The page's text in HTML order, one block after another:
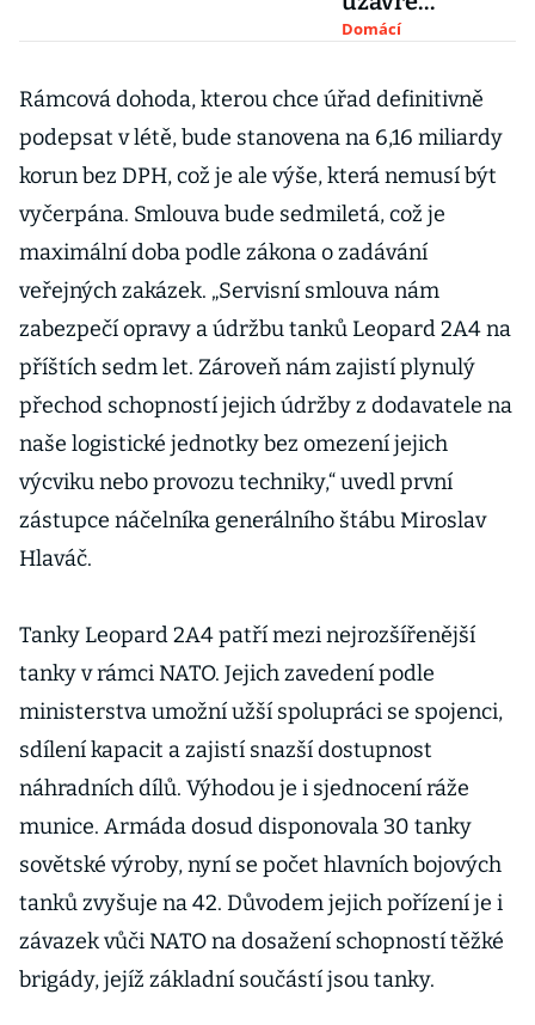
Černochová
volbami.
Nakoupí nové
tanky Leopard
Domácí
Rámcová dohoda, kterou chce úřad definitivně
podepsat v létě, bude stanovena na 6,16 miliardy
korun bez DPH, což je ale výše, která nemusí být
vyčerpána. Smlouva bude sedmiletá, což je
maximální doba podle zákona o zadávání
veřejných zakázek. „Servisní smlouva nám
zabezpečí opravy a údržbu tanků Leopard 2A4 na
příštích sedm let. Zároveň nám zajistí plynulý
přechod schopností jejich údržby z dodavatele na
naše logistické jednotky bez omezení jejich
výcviku nebo provozu techniky,“ uvedl první
zástupce náčelníka generálního štábu Miroslav
Hlaváč.
Tanky Leopard 2A4 patří mezi nejrozšířenější
tanky v rámci NATO. Jejich zavedení podle
ministerstva umožní užší spolupráci se spojenci,
sdílení kapacit a zajistí snazší dostupnost
náhradních dílů. Výhodou je i sjednocení ráže
munice. Armáda dosud disponovala 30 tanky
sovětské výroby, nyní se počet hlavních bojových
tanků zvyšuje na 42. Důvodem jejich pořízení je i
závazek vůči NATO na dosažení schopností těžké
brigády, jejíž základní součástí jsou tanky.